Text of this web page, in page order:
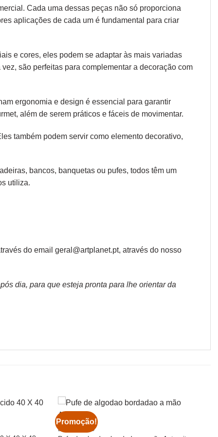
Cada uma dessas peças não só proporciona
aplicações de cada um é fundamental para criar
e cores, eles podem se adaptar às mais variadas
são perfeitas para complementar a decoração com
ergonomia e design é essencial para garantir
além de serem práticos e fáceis de movimentar.
também podem servir como elemento decorativo,
bancos, banquetas ou pufes, todos têm um
utiliza.
do email geral@artplanet.pt, através do nosso
dia, para que esteja pronta para lhe orientar da
Promoção!
DECORAÇÃO